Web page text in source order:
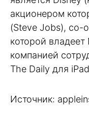
акционером
(Steve Jobs), со-
которой
компанией
The Daily для
Источник: